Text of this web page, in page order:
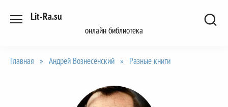
Lit-Ra.su
онлайн библиотека
Главная » Андрей Вознесенский » Разные книги